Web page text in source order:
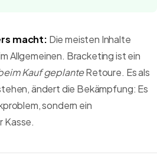
macht: Die meisten Inhalte
Allgemeinen. Bracketing ist ein
Kauf geplanteRetoure. Es als
ändert die Bekämpfung: Es
sondern ein
Kasse.